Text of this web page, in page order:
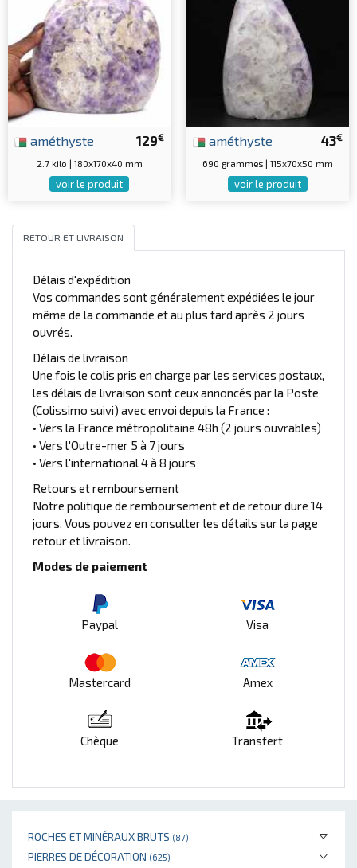
ROCHES ET MINÉRAUX BRUTS (87)
PIERRES DE DÉCORATION (625)
129€
améthyste
2.7 kilo | 180x170x40 mm
voir le produit
43€
améthyste
690 grammes | 115x70x50 mm
voir le produit
RETOUR ET LIVRAISON
Délais d'expédition
Vos commandes sont généralement expédiées le jour
même de la commande et au plus tard après 2 jours
ouvrés.
Délais de livraison
Une fois le colis pris en charge par les services postaux,
les délais de livraison sont ceux annoncés par la Poste
(Colissimo suivi) avec envoi depuis la France :
• Vers la France métropolitaine 48h (2 jours ouvrables)
• Vers l'Outre-mer 5 à 7 jours
• Vers l'international 4 à 8 jours
Retours et remboursement
Notre politique de remboursement et de retour dure 14
jours. Vous pouvez en consulter les détails sur la page
retour et livraison.
Modes de paiement
Paypal Visa
Mastercard Amex
Chèque Transfert